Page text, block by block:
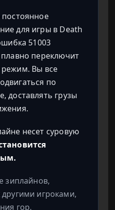
для игры в Death
51003
плавно переключит
Вы все
по
доставлять грузы
несет суровую
зиплайнов,
игроками,
гор.